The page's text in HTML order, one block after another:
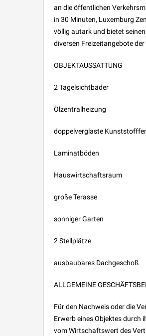
an die öffentlichen
in 30 Minuten, Luxemburg
völlig autark und bietet
diversen Freizeitangebote
OBJEKTAUSSATTUNG
2 Tagelsichtbäder
Ölzentralheizung
doppelverglaste
Laminatböden
Hauswirtschaftsraum
große Terasse
sonniger Garten
2 Stellplätze
ausbaubares Dachgeschoß
ALLGEMEINE
Für den Nachweis oder die
Erwerb eines Objektes durch
vom Wirtschaftswert des